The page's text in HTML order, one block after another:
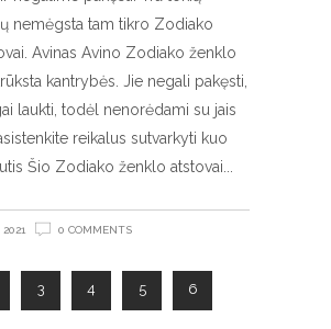
nemėgsta tam tikro Zodiako
Avinas Avino Zodiako ženklo
kantrybės. Jie negali pakęsti,
laukti, todėl nenorėdami su jais
reikalus sutvarkyti kuo
Šio Zodiako ženklo atstovai
2021 0 COMMENTS
3 4 5 6